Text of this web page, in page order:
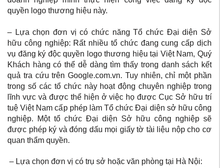
quyền logo thương hiệu này.
– Lựa chọn đơn vị có chức năng Tổ chức Đại diện Sở
hữu công nghiệp: Rất nhiều tổ chức đang cung cấp dịch
vụ đăng ký độc quyền logo thương hiệu tại Việt Nam, Quý
Khách hàng có thể dễ dàng tìm thấy trong danh sách kết
quả tra cứu trên Google.com.vn. Tuy nhiên, chỉ một phần
trong số các tổ chức này hoạt động chuyên nghiệp trong
lĩnh vực và được thể hiện ở việc họ được Cục Sở hữu trí
tuệ Việt Nam cấp phép làm Tổ chức Đại diện sở hữu công
nghiệp. Một tổ chức Đại diện Sở hữu công nghiệp sẽ
được phép ký và đóng dấu mọi giấy tờ tài liệu nộp cho cơ
quan thẩm quyền.
– Lựa chọn đơn vị có trụ sở hoặc văn phòng tại Hà Nội: